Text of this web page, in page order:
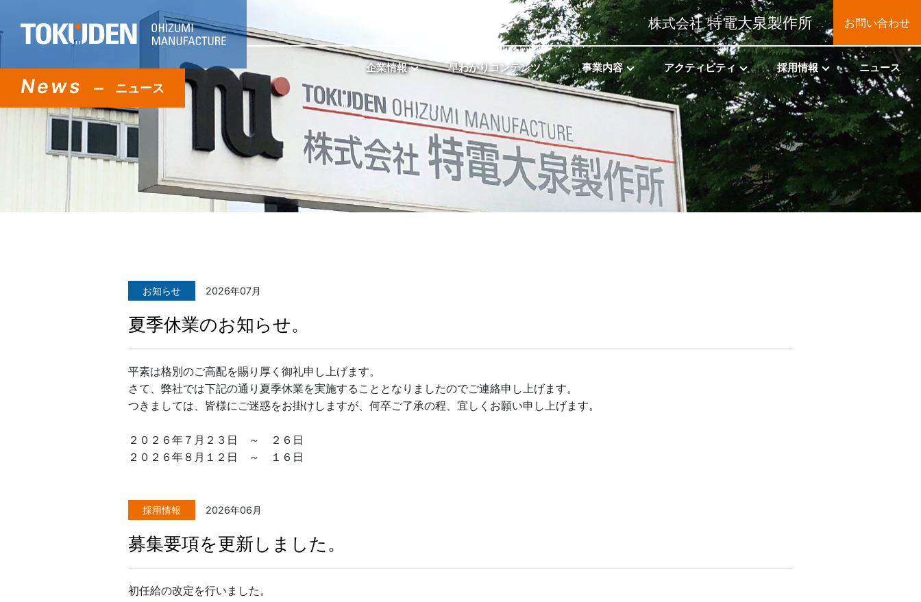
株式会社特電大泉製作所 お問い合わせ
企業情報 早わかりコンテンツ 事業内容 アクティビティ 採用情報 ニュース
News ニュース
お知らせ 2026年07月
夏季休業のお知らせ。
平素は格別のご高配を賜り厚く御礼申し上げます。
さて、弊社では下記の通り夏季休業を実施することとなりましたのでご連絡申し上げます。
つきましては、皆様にご迷惑をお掛けしますが、何卒ご了承の程、宜しくお願い申し上げます。
２０２６年７月２３日 ～ ２６日
２０２６年８月１２日 ～ １６日
採用情報 2026年06月
募集要項を更新しました。
初任給の改定を行いました。